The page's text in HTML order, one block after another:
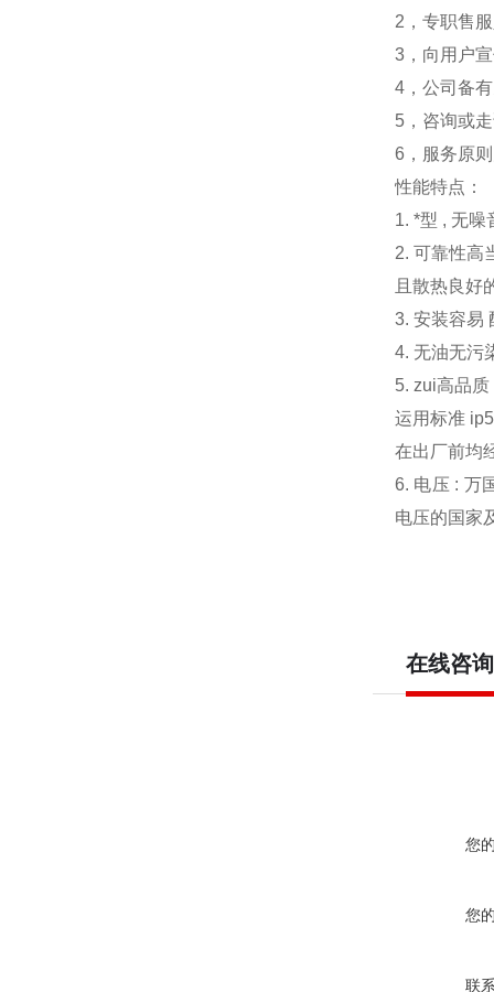
2，专职售
3，向用户
4，公司备
5，咨询或
6，服务原
性能特点：
1. *型 , 无
2. 可靠性高
且散热良好
3. 安装容易
4. 无油无污
5. zui高品
运用标准
在出厂前均
6. 电压 : 万
电压的国家
在线咨询
您
您
联